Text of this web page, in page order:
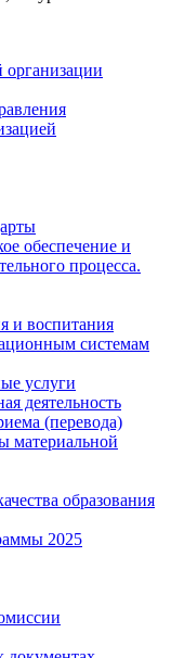
организации
обеспечение и
процесса.
и воспитания
системам
услуги
деятельность
(перевода)
материальной
образования
2025